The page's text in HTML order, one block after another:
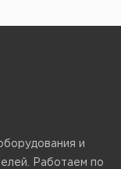
и
Работаем по